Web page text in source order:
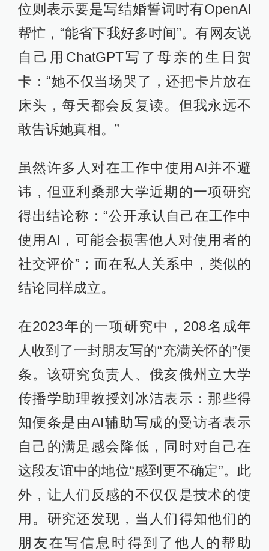
位则表示要是写结婚誓词时有OpenAI
帮忙，“能省下我好多时间”。有网友说
自己用ChatGPT写了母亲的生日贺
卡：“她不仅当场哭了，还把卡片放在
床头，每天都会反复读。但我永远不
敢告诉她真相。”
虽然许多人对在工作中使用AI并不避
讳，但亚利桑那大学近期的一项研究
得出结论称：“公开承认自己在工作中
使用AI，可能会损害他人对使用者的
社交评价”；而在私人关系中，类似的
结论同样成立。
在2023年的一项研究中，208名成年
人收到了一封朋友写的“充满关怀的”便
条。该研究负责人、俄亥俄州立大学
传播学助理教授刘冰洁表示：那些得
知便条是由AI辅助写成的受访者表示
自己的满足感会降低，同时对自己在
这段友谊中的地位“感到更不确定”。此
外，让人们反感的不仅仅是技术的使
用。研究还发现，当人们得知他们的
朋友在写信息时得到了他人的帮助